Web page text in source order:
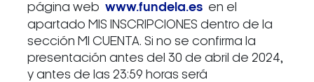
página web www.fundela.esen el
apartado MIS INSCRIPCIONES dentro de la
sección MI CUENTA. Si no se confirma la
presentación antes del 30 de abril de 2024,
y antes de las 23:59 horas será